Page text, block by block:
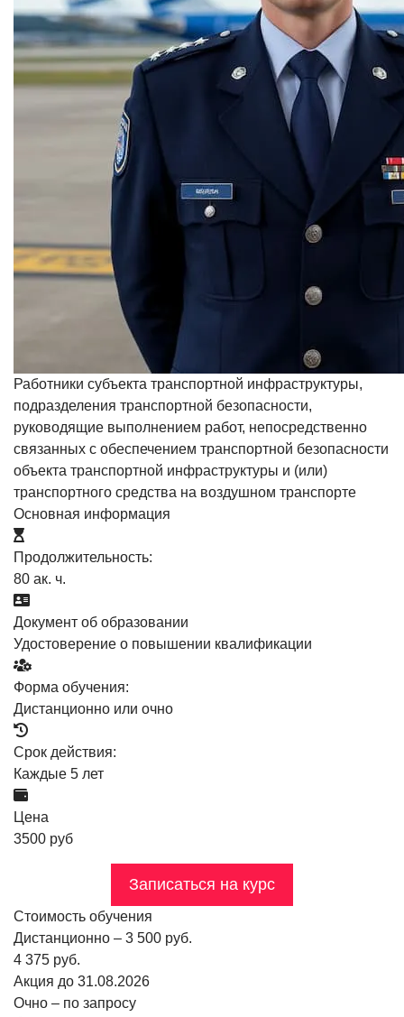
Работники субъекта транспортной инфраструктуры,
подразделения транспортной безопасности,
руководящие выполнением работ, непосредственно
связанных с обеспечением транспортной безопасности
объекта транспортной инфраструктуры и (или)
транспортного средства на воздушном транспорте
Основная информация
Продолжительность:
80 ак. ч.
Документ об образовании
Удостоверение о повышении квалификации
Форма обучения:
Дистанционно или очно
Срок действия:
Каждые 5 лет
Цена
3500 руб
Записаться на курс
Стоимость обучения
Дистанционно – 3 500 руб.
4 375 руб.
Акция до 31.08.2026
Очно – по запросу